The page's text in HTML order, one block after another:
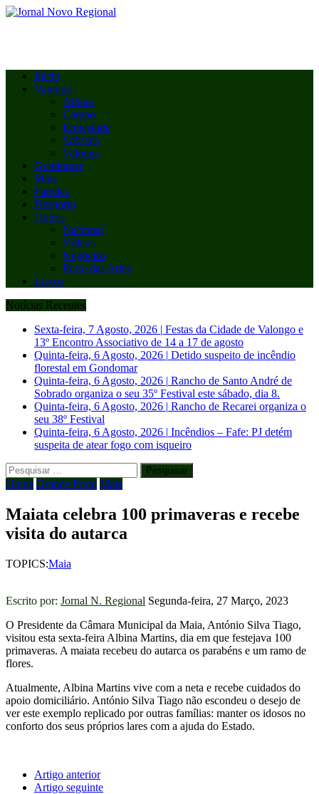
Início
Valongo
Alfena
Campo
Ermesinde
Sobrado
Valongo
Gondomar
Maia
Paredes
Desporto
Outros
Nacional
Vídeos
Negócios
Porto das Artes
Livros
Notícias Recentes
Sexta-feira, 7 Agosto, 2026 | Festas da Cidade de Valongo e
13º Encontro Associativo de 14 a 17 de agosto
Quinta-feira, 6 Agosto, 2026 | Detido suspeito de incêndio
florestal em Gondomar
Quinta-feira, 6 Agosto, 2026 | Rancho de Santo André de
Sobrado organiza o seu 35º Festival este sábado, dia 8.
Quinta-feira, 6 Agosto, 2026 | Rancho de Recarei organiza o
seu 38º Festival
Quinta-feira, 6 Agosto, 2026 | Incêndios – Fafe: PJ detém
suspeita de atear fogo com isqueiro
Pesquisar
por:
Home Grande Porto Maia
Maiata celebra 100 primaveras e recebe
visita do autarca
TOPICS:Maia
Escrito por: Jornal N. Regional Segunda-feira, 27 Março, 2023
O Presidente da Câmara Municipal da Maia, António Silva Tiago,
visitou esta sexta-feira Albina Martins, dia em que festejava 100
primaveras. A maiata recebeu do autarca os parabéns e um ramo de
flores.
Atualmente, Albina Martins vive com a neta e recebe cuidados do
apoio domiciliário. António Silva Tiago não escondeu o desejo de
ver este exemplo replicado por outras famílias: manter os idosos no
conforto dos seus próprios lares com a ajuda do Estado.
Artigo anterior
Artigo seguinte